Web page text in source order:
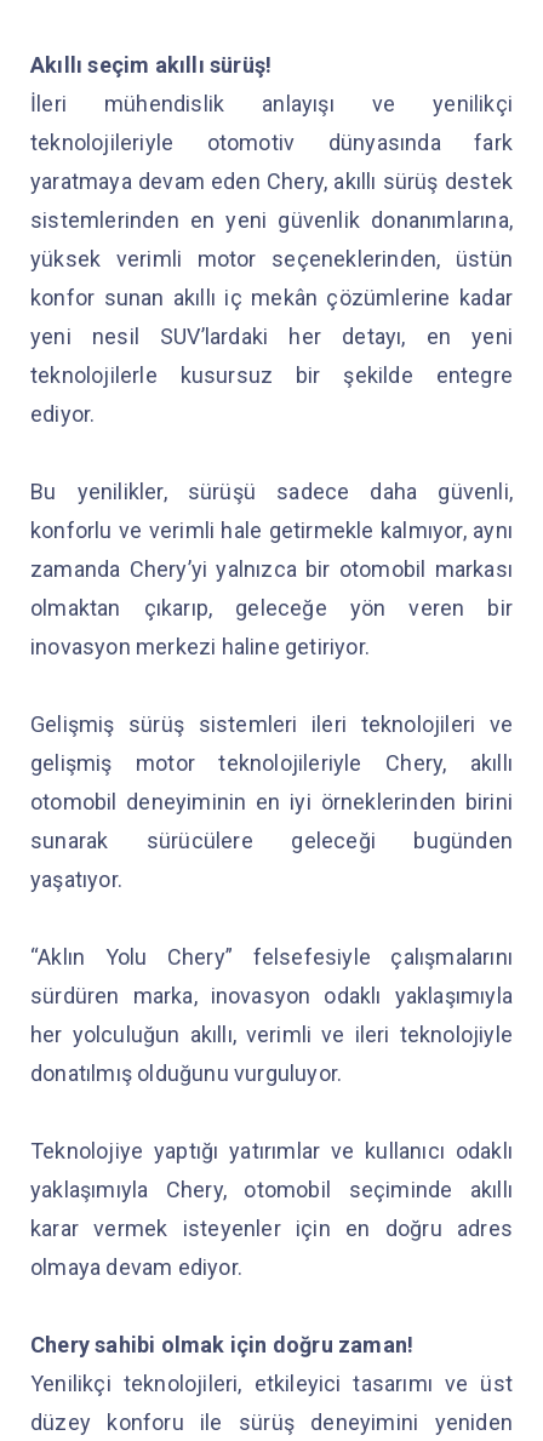
Akıllı seçim akıllı sürüş!
İleri mühendislik anlayışı ve yenilikçi
teknolojileriyle otomotiv dünyasında fark
yaratmaya devam eden Chery, akıllı sürüş destek
sistemlerinden en yeni güvenlik donanımlarına,
yüksek verimli motor seçeneklerinden, üstün
konfor sunan akıllı iç mekân çözümlerine kadar
yeni nesil SUV’lardaki her detayı, en yeni
teknolojilerle kusursuz bir şekilde entegre
ediyor.
Bu yenilikler, sürüşü sadece daha güvenli,
konforlu ve verimli hale getirmekle kalmıyor, aynı
zamanda Chery’yi yalnızca bir otomobil markası
olmaktan çıkarıp, geleceğe yön veren bir
inovasyon merkezi haline getiriyor.
Gelişmiş sürüş sistemleri ileri teknolojileri ve
gelişmiş motor teknolojileriyle Chery, akıllı
otomobil deneyiminin en iyi örneklerinden birini
sunarak sürücülere geleceği bugünden
yaşatıyor.
“Aklın Yolu Chery” felsefesiyle çalışmalarını
sürdüren marka, inovasyon odaklı yaklaşımıyla
her yolculuğun akıllı, verimli ve ileri teknolojiyle
donatılmış olduğunu vurguluyor.
Teknolojiye yaptığı yatırımlar ve kullanıcı odaklı
yaklaşımıyla Chery, otomobil seçiminde akıllı
karar vermek isteyenler için en doğru adres
olmaya devam ediyor.
Chery sahibi olmak için doğru zaman!
Yenilikçi teknolojileri, etkileyici tasarımı ve üst
düzey konforu ile sürüş deneyimini yeniden